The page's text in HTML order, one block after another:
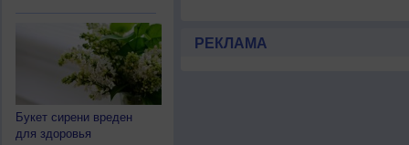
Букет сирени вреден
для здоровья
РЕКЛАМА